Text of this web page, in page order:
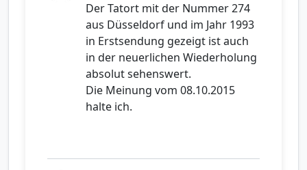
Der Tatort mit der Nummer 274
aus Düsseldorf und im Jahr 1993
in Erstsendung gezeigt ist auch
in der neuerlichen Wiederholung
absolut sehenswert.
Die Meinung vom 08.10.2015
halte ich.